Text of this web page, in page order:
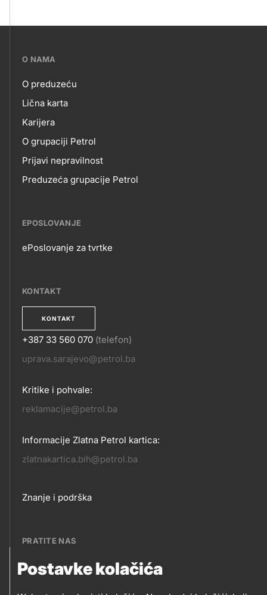
Postavke kolačića
???
skupno.footer-
title???
O NAMA
O
NAMA
O preduzeću
Lična karta
Karijera
O grupaciji Petrol
Prijavi nepravilnost
Preduzeća grupacije Petrol
EPOSLOVANJE
ePoslovanje za tvrtke
KONTAKT
KONTAKT
KONTAKT
+387 33 560 070 (telefon)
uprava.sarajevo@petrol.ba
Kritike i pohvale:
reklamacije@petrol.ba
Informacije Zlatna Petrol kartica:
zlatnakartica.bih@petrol.ba
Footer
Znanje i podrška
PRATITE NAS
PRATITE
Petrol BH Oil Company, d.o.o.